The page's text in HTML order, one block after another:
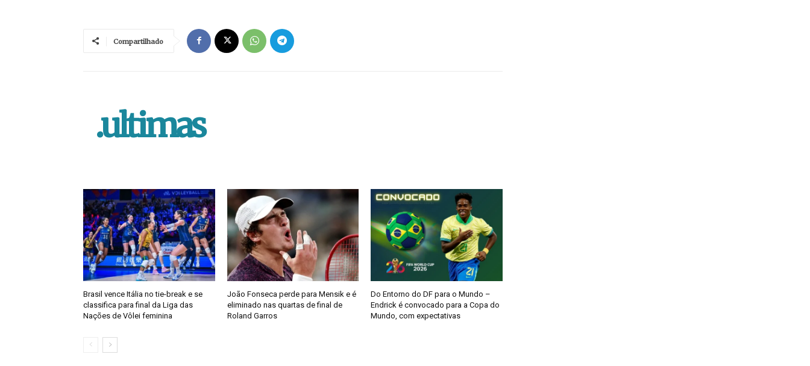
Compartilhado
.ultimas
Brasil vence Itália no tie-break e se
classifica para final da Liga das
Nações de Vôlei feminina
João Fonseca perde para Mensik e é
eliminado nas quartas de final de
Roland Garros
Do Entorno do DF para o Mundo –
Endrick é convocado para a Copa do
Mundo, com expectativas